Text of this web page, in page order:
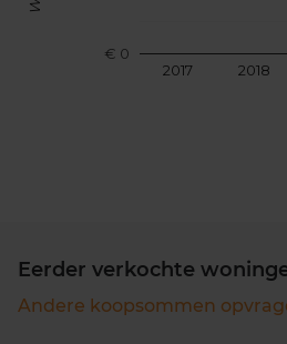
2017 2018
€ 0
Eerder verkochte
Andere koopsommen